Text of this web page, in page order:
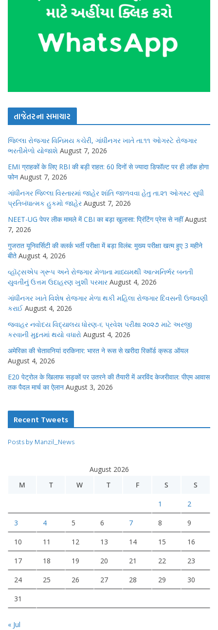
તાજેતરના સમાચાર
જિલ્લા રોજગાર વિનિમય કચેરી, ગાંધીનગર ખાતે તા.૧૧ ઓગસ્ટે રોજગાર
ભરતીમેળો યોજાશે August 7, 2026
EMI ग्राहकों के लिए RBI की बड़ी राहत: 60 दिनों से ज्यादा डिफॉल्ट पर ही लॉक होगा
फोन August 7, 2026
ગાંધીનગર જિલ્લા વિસ્તારમાં જાહેર શાંતિ જાળવવા હેતુ તા.૨૧ ઓગસ્ટ સુધી
પ્રતિબંધાત્મક હુકમો જાહેર August 7, 2026
NEET-UG पेपर लीक मामले में CBI का बड़ा खुलासा: प्रिंटिंग प्रेस से नहीं August
7, 2026
गुजरात यूनिवर्सिटी की क्लर्क भर्ती परीक्षा में बड़ा विलंब: मुख्य परीक्षा खत्म हुए 3 महीने
बीते August 4, 2026
વ્હૉટ્સએપ ગ્રૂપ અને રોજગાર મેળાના માધ્યમથી આત્મનિર્ભર બનતી
યુવતીનું ઉત્તમ ઉદાહરણ ખુશી પરમાર August 4, 2026
ગાંધીનગર ખાતે વિશેષ રોજગાર મેળા થકી મહિલા રોજગાર દિવસની ઉજવણી
કરાઈ August 4, 2026
જવાહર નવોદય વિદ્યાલય ધોરણ-૬ પ્રવેશ પરીક્ષા ૨૦૨૭ માટે અરજી
કરવાની મુદ્દતમાં થયો વધારો August 4, 2026
अमेरिका की चेतावनियां दरकिनार: भारत ने रूस से खरीदा रिकॉर्ड क्रूड ऑयल
August 4, 2026
E20 पेट्रोल के खिलाफ सड़कों पर उतरने की तैयारी में अरविंद केजरीवाल: पीएम आवास
तक पैदल मार्च का ऐलान August 3, 2026
Recent Tweets
Posts by Manzil_News
August 2026
M
T W T F S S
1 2
3 4 5 6 7 8 9
10 11 12 13 14 15 16
17 18 19 20 21 22 23
24 25 26 27 28 29 30
31
« Jul